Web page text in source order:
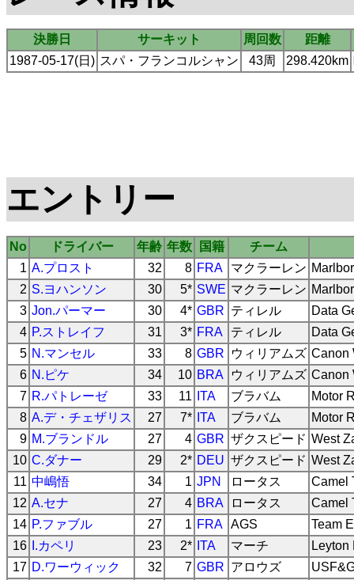
決勝日 サーキット 周回数
距離
1987-05-17(日) スパ・フランコルシャン 43周 298.420km
エントリー
No ドライバー 年齢 年数 国籍
チーム
1 A.プロスト 32 8 FRA マクラーレン
2 S.ヨハンソン 30 5* SWE マクラーレン
3 Jon.パーマー 30 4* GBR ティレル
Data
4 P.ストレイフ 31 3* FRA ティレル
Data
5 N.マンセル 33 8 GBR ウィリアムズ Canon
6 N.ピケ 34 10 BRA ウィリアムズ Canon
7 R.パトレーゼ 33 11 ITA ブラバム
Motor
8 A.デ・チェザリス 27 7* ITA ブラバム
Motor
9 M.ブランドル 27 4 GBR ザクスピード West
10 C.ダナー 29 2* DEU ザクスピード West
11 中嶋悟 34 1 JPN ロータス
Camel
12 A.セナ 27 4 BRA ロータス
Camel
14 P.ファブル 27 1 FRA AGS
Team
16
I.カペリ 23 2* ITA マーチ
Leyton
17 D.ワーウィック 32 7 GBR アロウズ